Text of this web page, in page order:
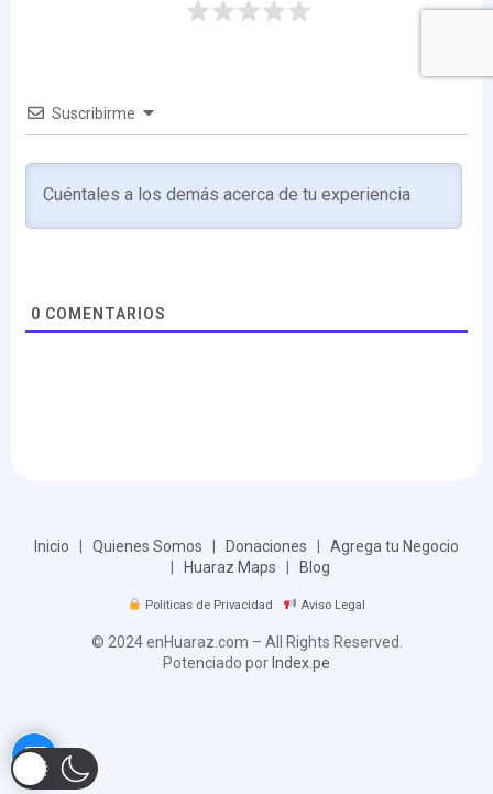
Suscribirme
0 COMENTARIOS
Inicio Quienes Somos Donaciones
Agrega tu Negocio
Huaraz Maps Blog
Politicas de Privacidad Aviso Legal
© 2024 enHuaraz.com – All Rights Reserved.
Potenciado por Index.pe